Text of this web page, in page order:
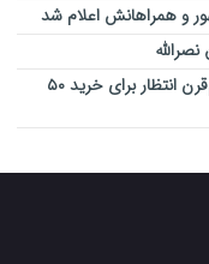
و همراهانش اعلام شد
شکاف دستمزد و قیمت مسکن در پایتخت؛ نیم‌قرن انتظار برای خرید ۵۰